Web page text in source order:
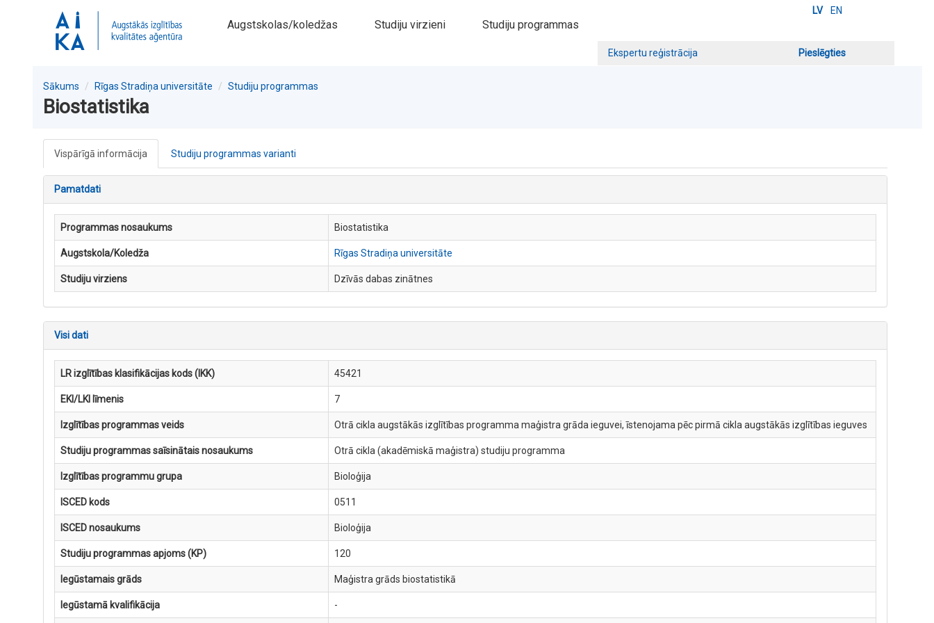
LV EN
Augstskolas/koledžas Studiju virzieni Studiju programmas
Ekspertu reģistrācija Pieslēgties
Sākums Rīgas Stradiņa universitāte Studiju programmas
Biostatistika
Vispārīgā informācija Studiju programmas varianti
Pamatdati
Programmas nosaukums Biostatistika
Augstskola/Koledža Rīgas Stradiņa universitāte
Studiju virziens Dzīvās dabas zinātnes
Visi dati
LR izglītības klasifikācijas kods (IKK) 45421
EKI/LKI līmenis 7
Izglītības programmas veids Otrā cikla augstākās izglītības programma maģistra grāda ieguvei, īstenojama pēc pirmā cikla augstākās izglītības ieguves
Studiju programmas saīsinātais nosaukums Otrā cikla (akadēmiskā maģistra) studiju programma
Izglītības programmu grupa Bioloģija
ISCED kods 0511
ISCED nosaukums Bioloģija
Studiju programmas apjoms (KP) 120
Iegūstamais grāds Maģistra grāds biostatistikā
Iegūstamā kvalifikācija -